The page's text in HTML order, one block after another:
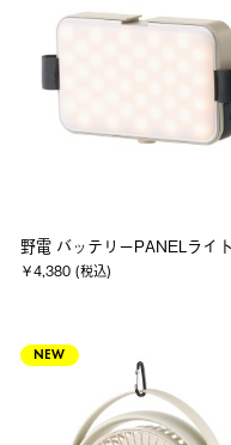
野電 バッテリーPANELライト
￥4,380 (税込)
NEW